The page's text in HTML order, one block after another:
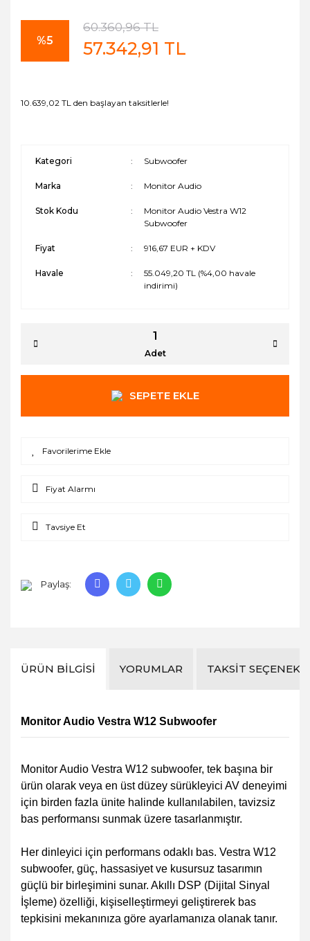
%5
60.360,96 TL
57.342,91 TL
10.639,02 TL den başlayan taksitlerle!
Kategori Subwoofer
Marka Monitor Audio
Stok Kodu
Monitor Audio Vestra W12
Subwoofer
Fiyat 916,67 EUR + KDV
Havale
55.049,20 TL (%4,00 havale
indirimi)
Adet
SEPETE EKLE
Fiyat Alarmı
Tavsiye Et
Paylaş:
ÜRÜN BILGISI YORUMLAR TAKSIT
Monitor Audio Vestra W12 Subwoofer
Monitor Audio Vestra W12 subwoofer, tek başına bir
ürün olarak veya en üst düzey sürükleyici AV deneyimi
için birden fazla ünite halinde kullanılabilen, tavizsiz
bas performansı sunmak üzere tasarlanmıştır.
Her dinleyici için performans odaklı bas. Vestra W12
subwoofer, güç, hassasiyet ve kusursuz tasarımın
güçlü bir birleşimini sunar. Akıllı DSP (Dijital Sinyal
İşleme) özelliği, kişiselleştirmeyi geliştirerek bas
tepkisini mekanınıza göre ayarlamanıza olanak tanır.